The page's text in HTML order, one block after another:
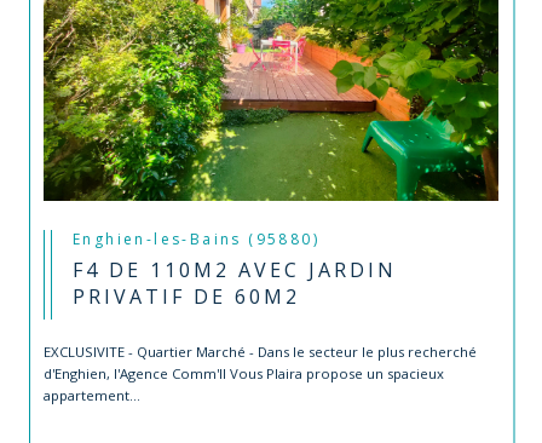
Enghien-les-Bains (95880)
F4 DE 110M2 AVEC JARDIN
PRIVATIF DE 60M2
EXCLUSIVITE - Quartier Marché - Dans le secteur le plus recherché
d'Enghien, l'Agence Comm'Il Vous Plaira propose un spacieux
appartement...